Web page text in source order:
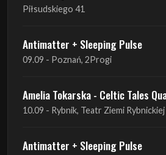
Piłsudskiego 41
Antimatter + Sleeping Pulse
09.09 - Poznań, 2Progi
Amelia Tokarska - Celtic Tales
10.09 - Rybnik, Teatr Ziemi Rybnickiej
Antimatter + Sleeping Pulse